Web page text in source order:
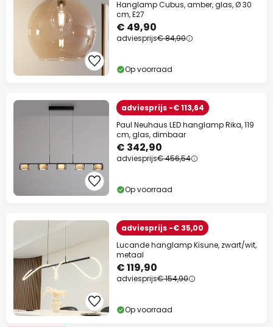
Hanglamp Cubus, amber, glas, Ø 30
cm, E27
€ 49,90
adviesprijs€ 84,90
Op voorraad
adviesprijs -€ 113,64
Paul Neuhaus LED hanglamp Rika, 119
cm, glas, dimbaar
€ 342,90
adviesprijs€ 456,54
Op voorraad
adviesprijs -€ 35,00
Lucande hanglamp Kisune, zwart/wit,
metaal
€ 119,90
adviesprijs€ 154,90
Op voorraad